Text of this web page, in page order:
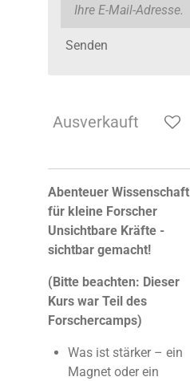
Senden
Ausverkauft
Abenteuer Wissenschaft
für kleine Forscher
Unsichtbare Kräfte -
sichtbar gemacht!
(Bitte beachten: Dieser
Kurs war Teil des
Forschercamps)
Was ist stärker – ein
Magnet oder ein